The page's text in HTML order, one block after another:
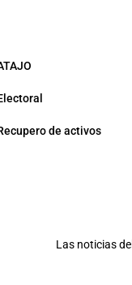
de activos
Las noticias del